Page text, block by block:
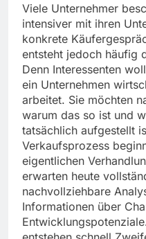
Viele Unternehmer
intensiver mit ihren
konkrete
entsteht jedoch häufig
Denn Interessenten
ein Unternehmen
arbeitet. Sie möchten
warum das so ist und
tatsächlich aufgestellt
Verkaufsprozess
eigentlichen
erwarten heute
nachvollziehbare
Informationen über